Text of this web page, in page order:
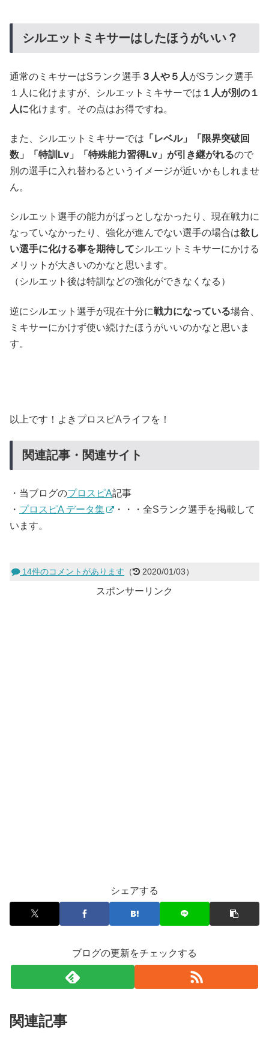
シルエットミキサーはしたほうがいい？
通常のミキサーはSランク選手 ３人や５人がSランク選手
１人に化けますが、シルエットミキサーでは １人が別の１
人に化けます。その点はお得ですね。
また、シルエットミキサーでは 「レベル」「限界突破回
数」「特訓Lv」「特殊能力習得Lv」が引き継がれるので
別の選手に入れ替わるというイメージが近いかもしれませ
ん。
シルエット選手の能力がぱっとしなかったり、現在戦力に
なっていなかったり、強化が進んでない選手の場合は欲し
い選手に化ける事を期待してシルエットミキサーにかける
メリットが大きいのかなと思います。
（シルエット後は特訓などの強化ができなくなる）
逆にシルエット選手が現在十分に戦力になっている場合、
ミキサーにかけず使い続けたほうがいいのかなと思いま
す。
以上です！よきプロスピAライフを！
関連記事・関連サイト
・当ブログのプロスピA記事
・ プロスピA データ集
・・・全Sランク選手を掲載して
います。
14件のコメントがあります （ 2020/01/03）
スポンサーリンク
シェアする
ブログの更新をチェックする
関連記事